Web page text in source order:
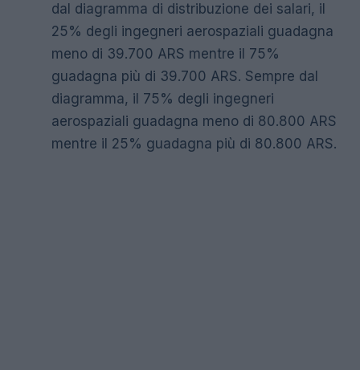
dal diagramma di distribuzione dei salari, il
25% degli ingegneri aerospaziali guadagna
meno di 39.700 ARS mentre il 75%
guadagna più di 39.700 ARS. Sempre dal
diagramma, il 75% degli ingegneri
aerospaziali guadagna meno di 80.800 ARS
mentre il 25% guadagna più di 80.800 ARS.